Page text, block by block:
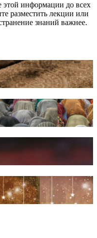
этой информации до всех
разместить лекции или
знаний важнее.